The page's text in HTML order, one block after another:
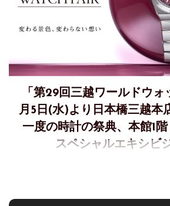
「第29回三越ワールドウ
月5日(水)より日本橋三越本
一度の時計の祭典、本館1
スペシャルエキシビ
年に一度の時計の祭典、「第29回三越
ア」8月5日(水)より日本橋三越本店で開
体感出来るイベントも日本橋三越本店